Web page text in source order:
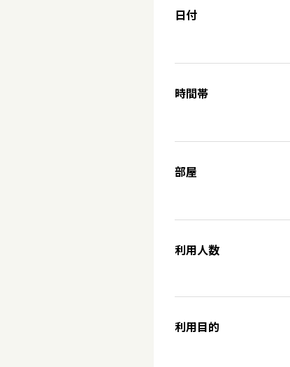
日付
時間帯
部屋
利用人数
利用目的